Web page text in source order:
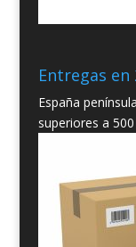
Entregas en
España
superiores a